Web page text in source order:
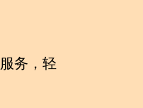
服务，轻